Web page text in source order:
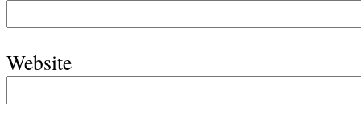
Website